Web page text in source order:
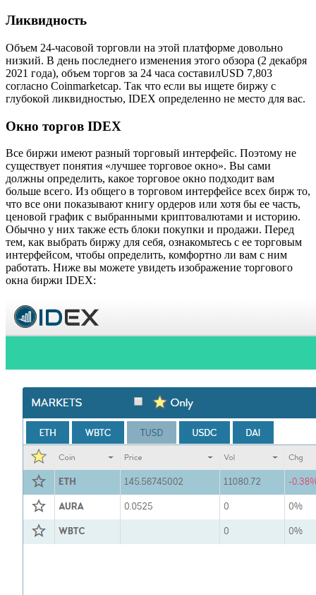
Ликвидность
Объем 24-часовой торговли на этой платформе довольно
низкий. В день последнего изменения этого обзора (2 декабря
2021 года), объем торгов за 24 часа составилUSD 7,803
согласно Coinmarketcap. Так что если вы ищете биржу с
глубокой ликвидностью, IDEX определенно не место для вас.
Окно торгов IDEX
Все биржи имеют разный торговый интерфейс. Поэтому не
существует понятия «лучшее торговое окно». Вы сами
должны определить, какое торговое окно подходит вам
больше всего. Из общего в торговом интерфейсе всех бирж то,
что все они показывают книгу ордеров или хотя бы ее часть,
ценовой график с выбранными криптовалютами и историю.
Обычно у них также есть блоки покупки и продажи. Перед
тем, как выбрать биржу для себя, ознакомьтесь с ее торговым
интерфейсом, чтобы определить, комфортно ли вам с ним
работать. Ниже вы можете увидеть изображение торгового
окна биржи IDEX: